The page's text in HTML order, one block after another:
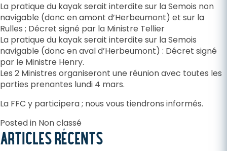
La pratique du kayak serait interdite sur la Semois non
navigable (donc en amont d’Herbeumont) et sur la
Rulles ; Décret signé par la Ministre Tellier
La pratique du kayak serait interdite sur la Semois
navigable (donc en aval d’Herbeumont) : Décret signé
par le Ministre Henry.
Les 2 Ministres organiseront une réunion avec toutes les
parties prenantes lundi 4 mars.
La FFC y participera ; nous vous tiendrons informés.
Posted in Non classé
ARTICLES RÉCENTS